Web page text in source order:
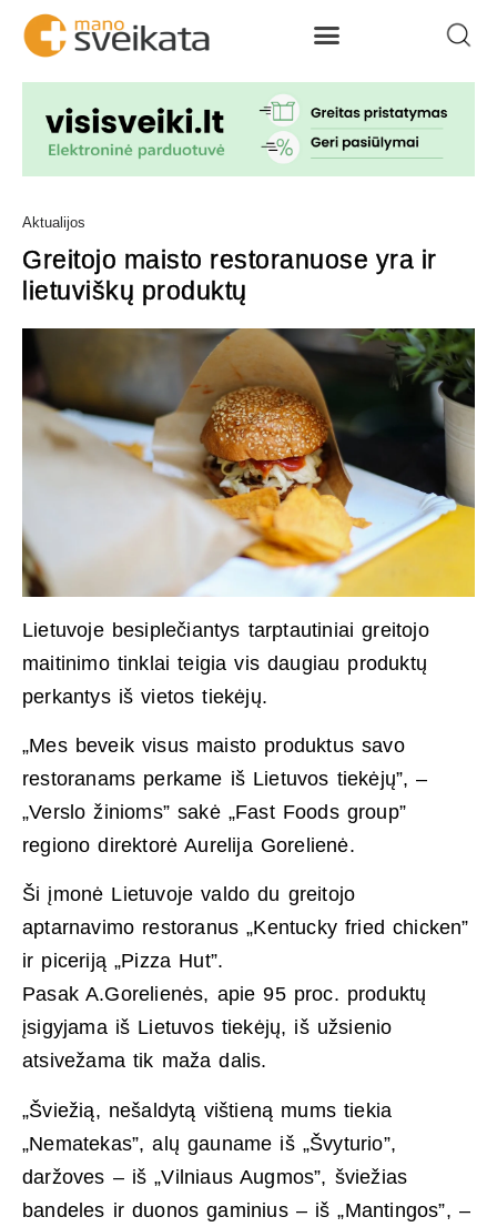
Aktualijos
Greitojo maisto restoranuose yra ir
lietuviškų produktų
Lietuvoje besiplečiantys tarptautiniai greitojo
maitinimo tinklai teigia vis daugiau produktų
perkantys iš vietos tiekėjų.
„Mes beveik visus maisto produktus savo
restoranams perkame iš Lietuvos tiekėjų”, –
„Verslo žinioms” sakė „Fast Foods group”
regiono direktorė Aurelija Gorelienė.
Ši įmonė Lietuvoje valdo du greitojo
aptarnavimo restoranus „Kentucky fried chicken”
ir piceriją „Pizza Hut”.
Pasak A.Gorelienės, apie 95 proc. produktų
įsigyjama iš Lietuvos tiekėjų, iš užsienio
atsivežama tik maža dalis.
„Šviežią, nešaldytą vištieną mums tiekia
„Nematekas”, alų gauname iš „Švyturio”,
daržoves – iš „Vilniaus Augmos”, šviežias
bandeles ir duonos gaminius – iš „Mantingos”, –